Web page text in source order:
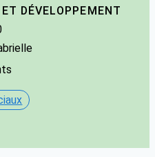
DÉVELOPPEMENT